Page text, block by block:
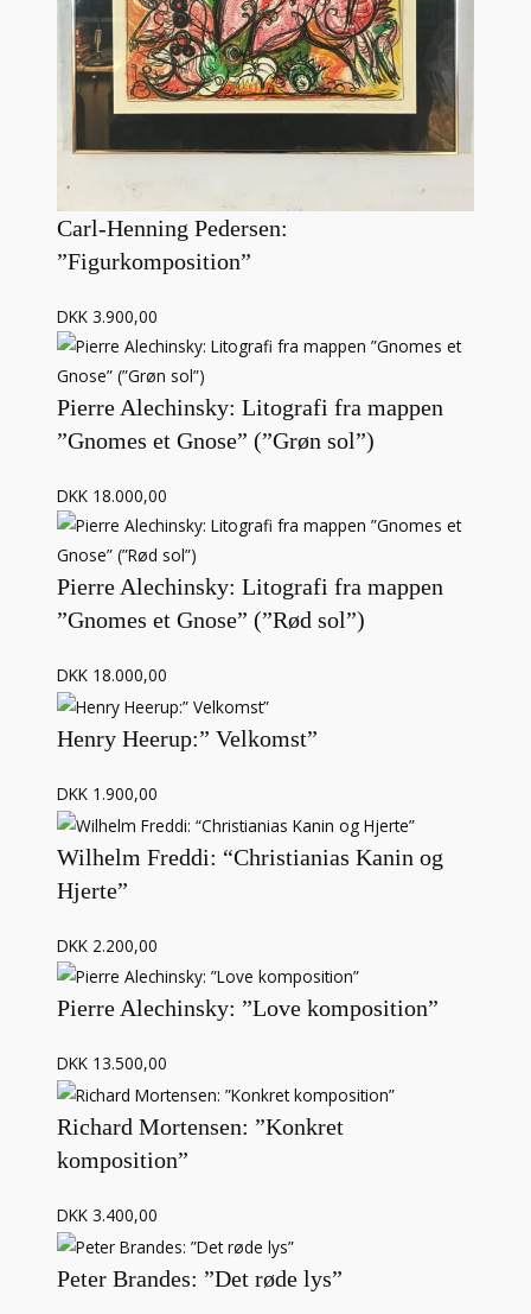
Carl-Henning Pedersen:
”Figurkomposition”
DKK 3.900,00
Pierre Alechinsky: Litografi fra mappen
”Gnomes et Gnose” (”Grøn sol”)
DKK 18.000,00
Pierre Alechinsky: Litografi fra mappen
”Gnomes et Gnose” (”Rød sol”)
DKK 18.000,00
Henry Heerup:” Velkomst”
DKK 1.900,00
Wilhelm Freddi: “Christianias Kanin og
Hjerte”
DKK 2.200,00
Pierre Alechinsky: ”Love komposition”
DKK 13.500,00
Richard Mortensen: ”Konkret
komposition”
DKK 3.400,00
Peter Brandes: ”Det røde lys”